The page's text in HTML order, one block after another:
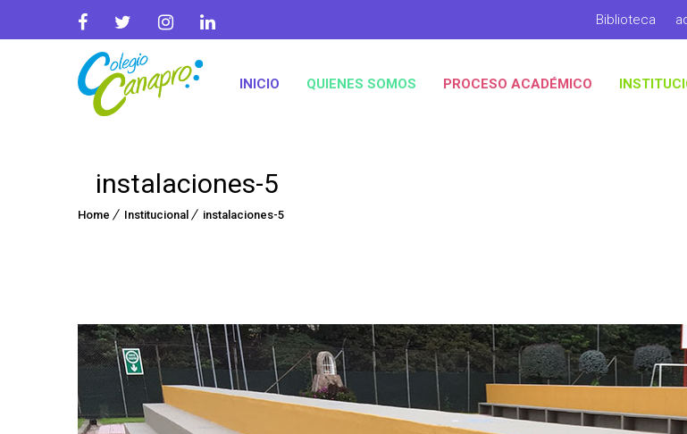
Biblioteca
INICIO QUIENES SOMOS PROCESO ACADÉMICO
instalaciones-5
Home Institucional instalaciones-5